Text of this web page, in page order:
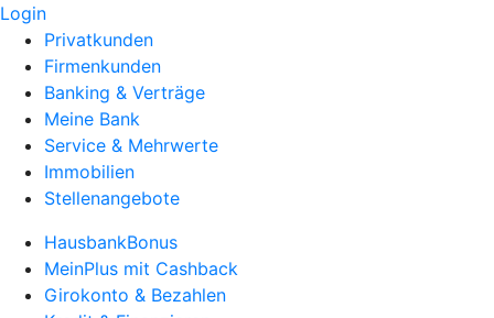
Login
Privatkunden
Firmenkunden
Banking & Verträge
Meine Bank
Service & Mehrwerte
Immobilien
Stellenangebote
HausbankBonus
MeinPlus mit Cashback
Girokonto & Bezahlen